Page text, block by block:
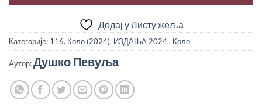
Додај у Листу жеља
Категорије: 116. Коло (2024), ИЗДАЊА 2024., Коло
Аутор:Душко Певуља